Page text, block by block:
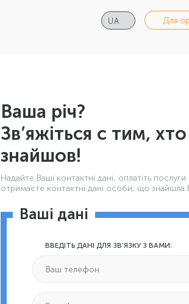
Для
Ваша річ?
Зв’яжіться с тим, хто
знайшов!
Надайте Ваші контактнi дані, оплатіть послуги
отримаєте контактні дані особи, що знайшла
Ваші дані
ВВЕДІТЬ ДАНІ ДЛЯ ЗВ'ЯЗКУ З ВАМИ: